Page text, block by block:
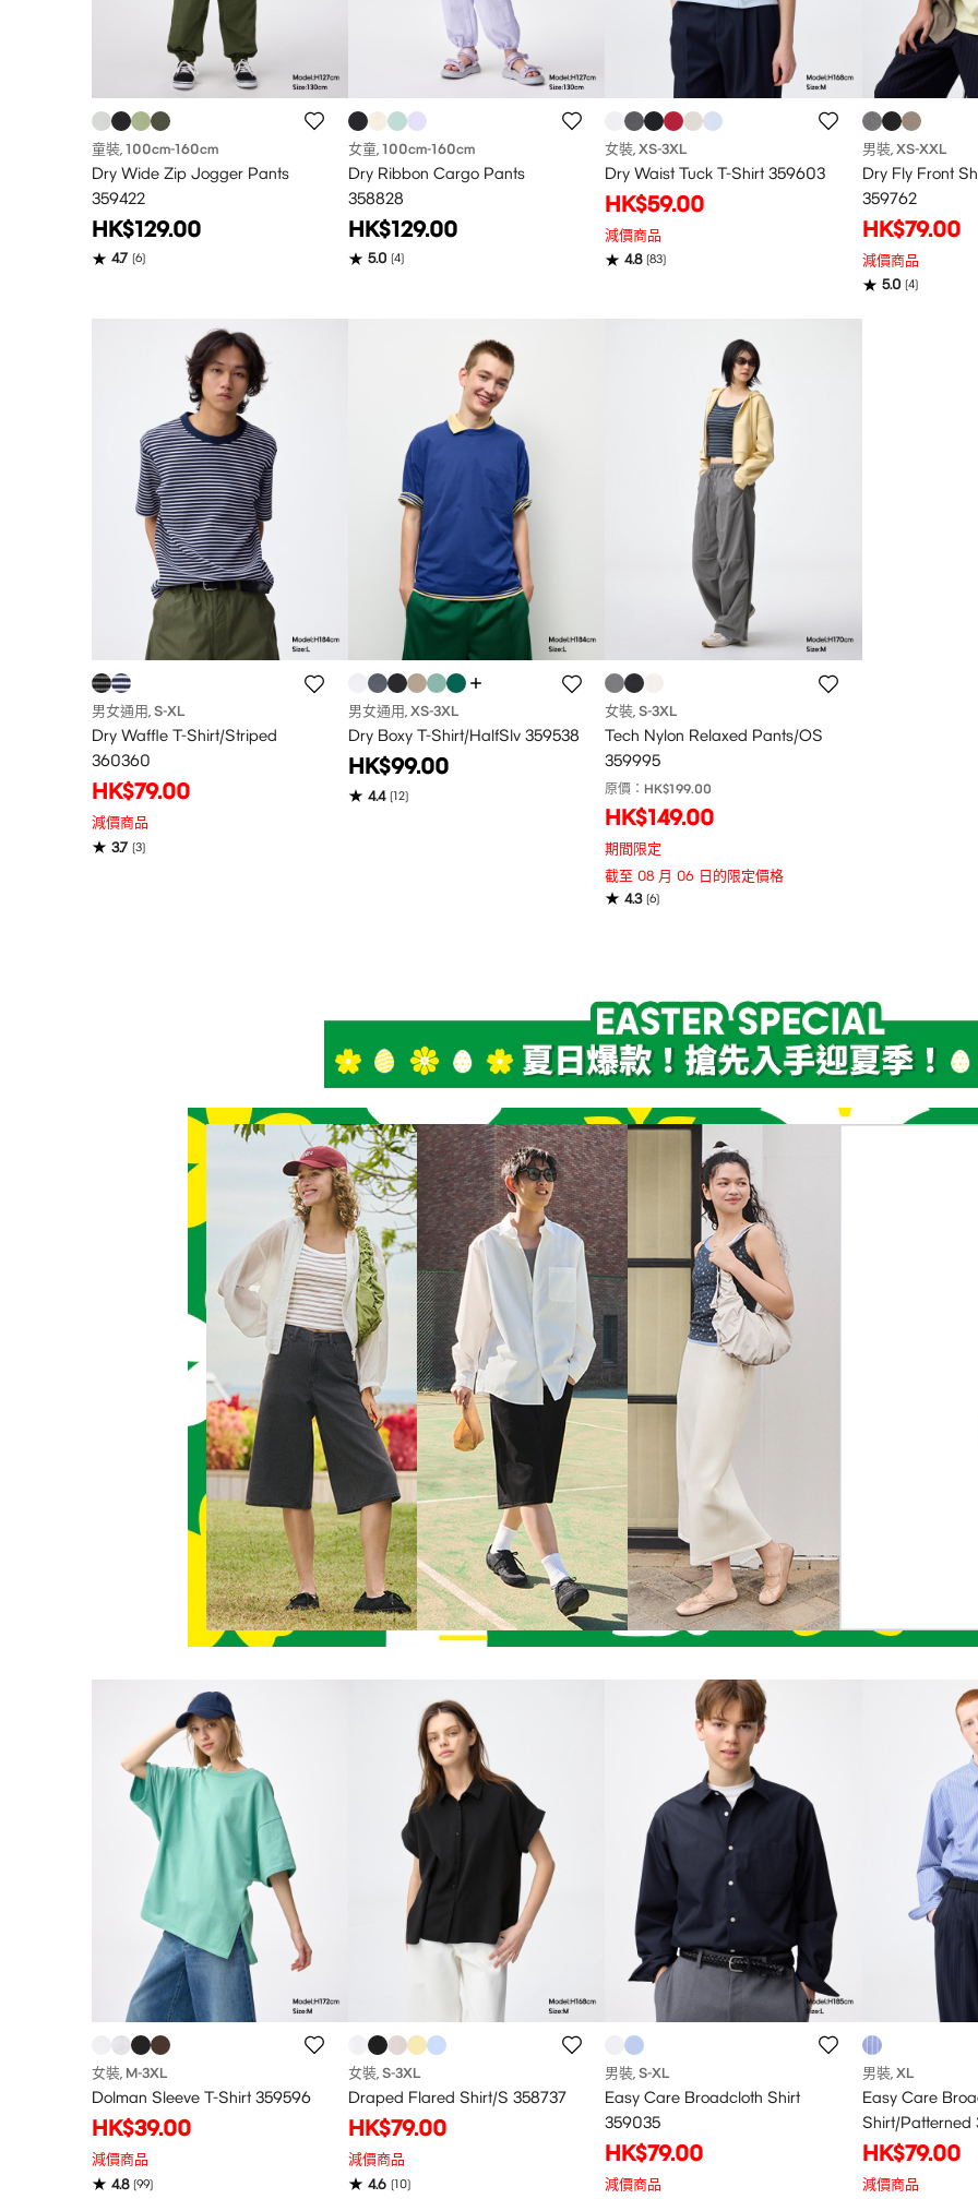
童裝 100cm-160cm
Dry Wide Zip Jogger Pants
359422
HK$129.00
4.7 (6)
女童 ,100cm-160cm
Dry Ribbon Cargo Pants
358828
HK$129.00
5.0 (4)
女裝 ,XS-3XL
Dry Waist Tuck T-Shirt 359603
HK$59.00
減價商品
4.8 (83)
男裝, XS-XXL
Dry Fly Front
359762
HK$79.00
減價商品
5.0 (4)
男女通用, S-XL
Dry Waffle T-Shirt/Striped
360360
HK$79.00
減價商品
3.7 (3)
男女通用,XS-3XL
Dry Boxy T-Shirt/HalfSlv 359538
HK$99.00
4.4 (12)
女裝,S-3XL
Tech Nylon Relaxed Pants/OS
359995
原價： HK$199.00
HK$149.00
期間限定
截至 08 月 06 日的限定價格
4.3 (6)
女裝, M-3XL
Dolman Sleeve T-Shirt 359596
HK$39.00
減價商品
4.8 (99)
女裝,S-3XL
Draped Flared Shirt/S 358737
HK$79.00
減價商品
4.6 (10)
男裝,S-XL
Easy Care Broadcloth Shirt
359035
HK$79.00
減價商品
男裝, XL
Easy Care
Shirt/Patterned
HK$79.00
減價商品